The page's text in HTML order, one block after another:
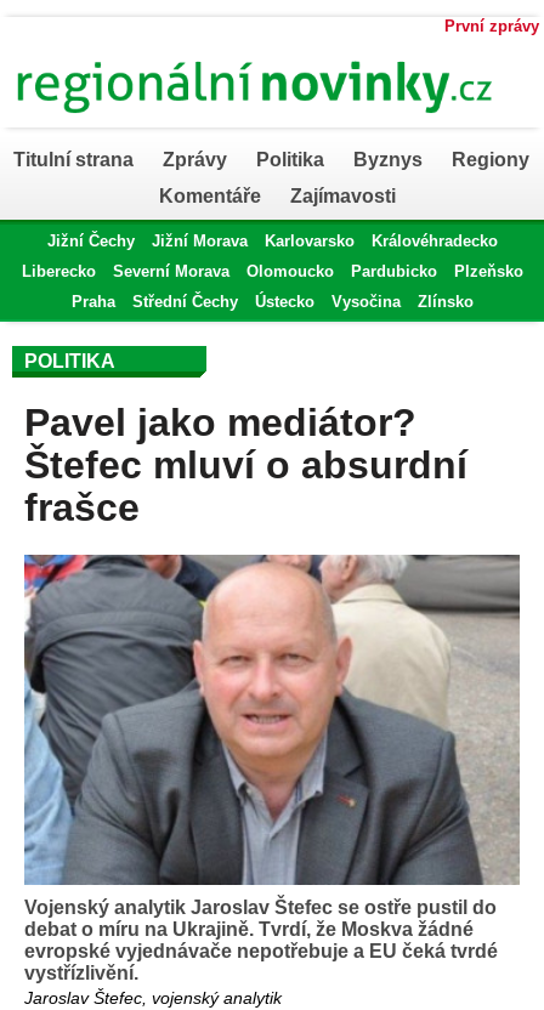
První zprávy
Titulní strana Zprávy Politika Byznys
Regiony
Komentáře
Zajímavosti
Jižní Čechy Jižní Morava Karlovarsko
Královéhradecko
Liberecko
Severní Morava Olomoucko Pardubicko
Plzeňsko
Praha
Střední Čechy Ústecko Vysočina Zlínsko
POLITIKA
Pavel jako mediátor?
Štefec mluví o absurdní
frašce
Vojenský analytik Jaroslav Štefec se ostře pustil do
debat o míru na Ukrajině. Tvrdí, že Moskva žádné
evropské vyjednávače nepotřebuje a EU čeká tvrdé
vystřízlivění.
Jaroslav Štefec, vojenský analytik